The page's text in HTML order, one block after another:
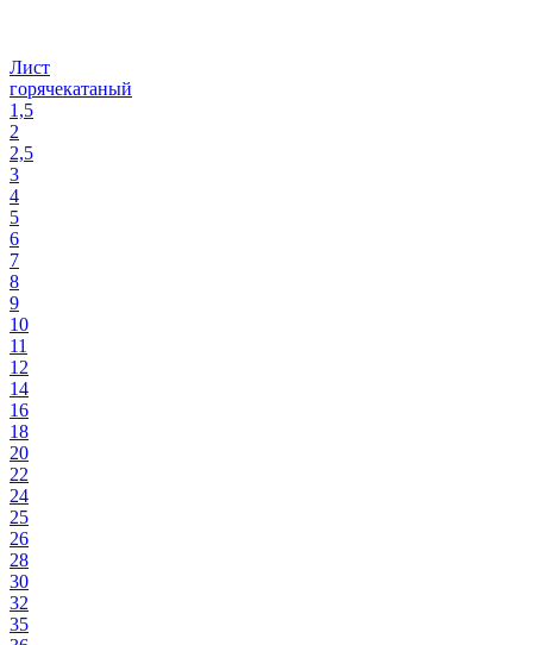
Лист
горячекатаный
1,5
2
2,5
3
4
5
6
7
8
9
10
11
12
14
16
18
20
22
24
25
26
28
30
32
35